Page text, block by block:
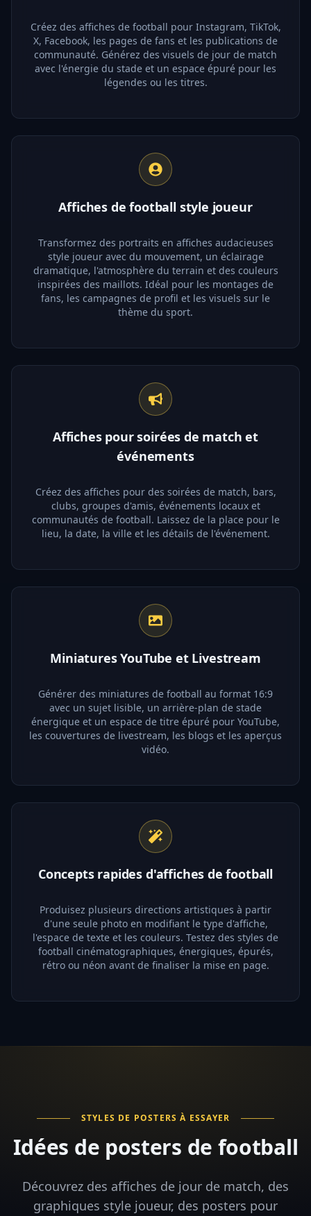
Créez des affiches de football pour Instagram, TikTok,
X, Facebook, les pages de fans et les publications de
communauté. Générez des visuels de jour de match
avec l'énergie du stade et un espace épuré pour les
légendes ou les titres.
Affiches de football style joueur
Transformez des portraits en affiches audacieuses
style joueur avec du mouvement, un éclairage
dramatique, l'atmosphère du terrain et des couleurs
inspirées des maillots. Idéal pour les montages de
fans, les campagnes de profil et les visuels sur le
thème du sport.
Affiches pour soirées de match et
événements
Créez des affiches pour des soirées de match, bars,
clubs, groupes d'amis, événements locaux et
communautés de football. Laissez de la place pour le
lieu, la date, la ville et les détails de l'événement.
Miniatures YouTube et Livestream
Générer des miniatures de football au format 16:9
avec un sujet lisible, un arrière-plan de stade
énergique et un espace de titre épuré pour YouTube,
les couvertures de livestream, les blogs et les aperçus
vidéo.
Concepts rapides d'affiches de football
Produisez plusieurs directions artistiques à partir
d'une seule photo en modifiant le type d'affiche,
l'espace de texte et les couleurs. Testez des styles de
football cinématographiques, énergiques, épurés,
rétro ou néon avant de finaliser la mise en page.
STYLES DE POSTERS À ESSAYER
Idées de posters de football
Découvrez des affiches de jour de match, des
graphiques style joueur, des posters pour